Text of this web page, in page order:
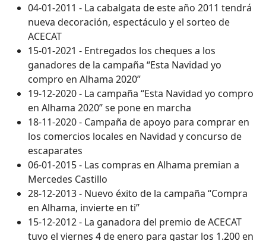
04-01-2011 - La cabalgata de este año 2011 tendrá
nueva decoración, espectáculo y el sorteo de
ACECAT
15-01-2021 - Entregados los cheques a los
ganadores de la campaña “Esta Navidad yo
compro en Alhama 2020”
19-12-2020 - La campaña “Esta Navidad yo compro
en Alhama 2020” se pone en marcha
18-11-2020 - Campaña de apoyo para comprar en
los comercios locales en Navidad y concurso de
escaparates
06-01-2015 - Las compras en Alhama premian a
Mercedes Castillo
28-12-2013 - Nuevo éxito de la campaña “Compra
en Alhama, invierte en ti”
15-12-2012 - La ganadora del premio de ACECAT
tuvo el viernes 4 de enero para gastar los 1.200 en